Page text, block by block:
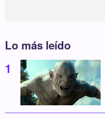
Lo más leído